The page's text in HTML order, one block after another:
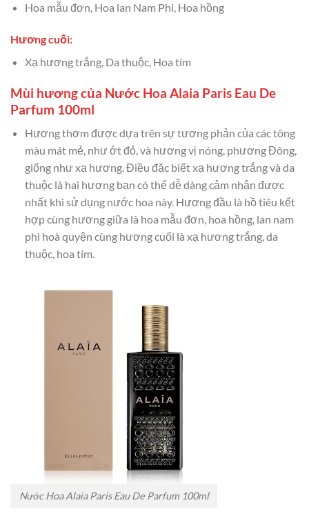
Hoa mẫu đơn, Hoa lan Nam Phi, Hoa hồng
Hương cuối:
Xạ hương trắng, Da thuộc, Hoa tím
Mùi hương của Nước Hoa Alaia Paris Eau De
Parfum 100ml
Hương thơm được dựa trên sự tương phản của các tông
màu mát mẻ, như ớt đỏ, và hương vị nóng, phương Đông,
giống như xạ hương. Điều đặc biết xạ hương trắng và da
thuộc là hai hương bạn có thể dễ dàng cảm nhận được
nhất khi sử dụng nước hoa này. Hương đầu là hồ tiêu kết
hợp cùng hương giữa là hoa mẫu đơn, hoa hồng, lan nam
phi hoà quyện cùng hương cuối là xạ hương trắng, da
thuộc, hoa tím.
Nước Hoa Alaia Paris Eau De Parfum 100ml